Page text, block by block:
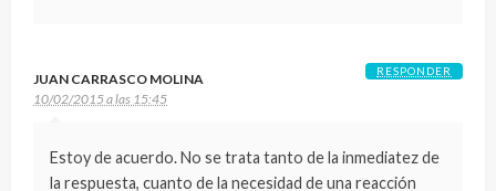
JUAN CARRASCO MOLINA
10/02/2015 a las 15:45
Estoy de acuerdo. No se trata tanto de la inmediatez de
la respuesta, cuanto de la necesidad de una reacción
RESPONDER